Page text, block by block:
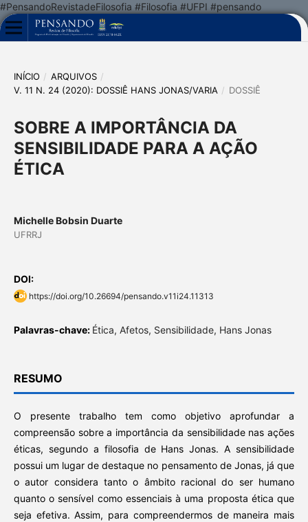
#PensandoRevistadeFilosofia #Filosofia #UFPI #pensando
INÍCIO / ARQUIVOS /
V. 11 N. 24 (2020): DOSSIÊ HANS JONAS/VARIA / DOSSIÊ
SOBRE A IMPORTÂNCIA DA
SENSIBILIDADE PARA A AÇÃO
ÉTICA
Michelle Bobsin Duarte
UFRRJ
DOI:
https://doi.org/10.26694/pensando.v11i24.11313
Palavras-chave: Ética, Afetos, Sensibilidade, Hans Jonas
RESUMO
O presente trabalho tem como objetivo aprofundar a
compreensão sobre a importância da sensibilidade nas ações
éticas, segundo a filosofia de Hans Jonas. A sensibilidade
possui um lugar de destaque no pensamento de Jonas, já que
o autor considera tanto o âmbito racional do ser humano
quanto o sensível como essenciais à uma proposta ética que
seja efetiva. Assim, para compreendermos de maneira mais